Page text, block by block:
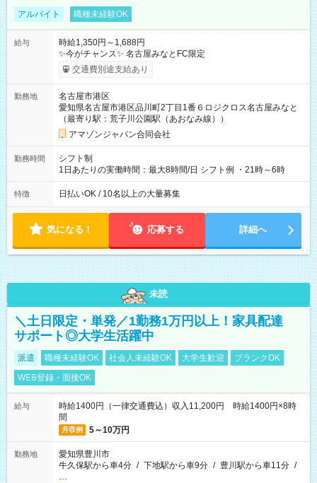
アルバイト 職種未経験OK
給与
時給1,350円～1,688円
✨今がチャンス✨ 名古屋みなとFC限定
交通費別途支給あり
勤務地
名古屋市港区
愛知県名古屋市港区品川町2丁目1番６ロジクロス名古屋みなと
（最寄り駅：荒子川公園駅（あおなみ線））
アマゾンジャパン合同会社
勤務時間
シフト制
1日あたりの実働時間：最大8時間/日 シフト例 ・21時～6時
特徴 日払いOK / 10名以上の大量募集
気になる！ 応募する 詳細へ
未読
＼土日限定・単発／1勤務1万円以上！家具配達
サポート◎大学生活躍中
派遣 職種未経験OK 社会人未経験OK 大学生歓迎
ブランクOK
WEB登録・面接OK
給与
時給1400円（一律交通費込）収入11,200円 時給1400円×8時
間
月収例 5～10万円
勤務地
愛知県豊川市
牛久保駅から車4分 / 下地駅から車9分 / 豊川駅から車11分 /
…